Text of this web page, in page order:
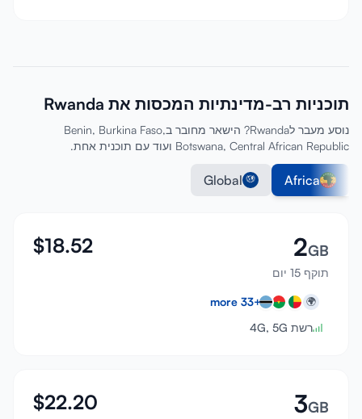
תוכניות רב-מדינתיות המכסות את Rwanda
נוסע מעבר לRwanda? הישאר מחובר בBenin, Burkina Faso,
Botswana, Central African Republic ועוד עם תוכנית אחת.
Africa
Global
2GB
תוקף 15 יום
$18.52
🌍
+
33
רשת 4G, 5G
3GB
$22.20